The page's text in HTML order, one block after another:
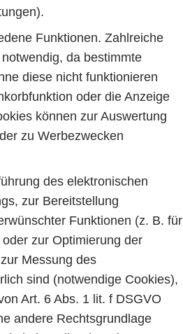
Funktionen. Zahlreiche
da bestimmte
diese nicht funktionieren
oder die Anzeige
können zur Auswertung
zu Werbezwecken
des elektronischen
zur Bereitstellung
Funktionen (z. B. für
zur Optimierung der
Messung des
sind (notwendige Cookies),
Art. 6 Abs. 1 lit. f DSGVO
andere Rechtsgrundlage